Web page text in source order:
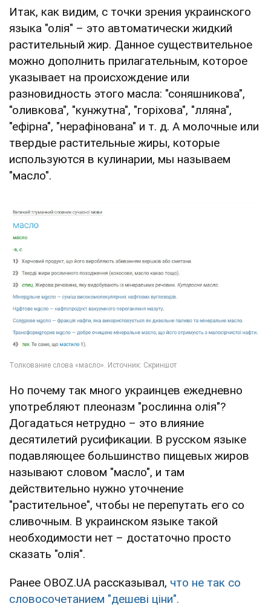
Итак, как видим, с точки зрения украинского
языка "олія" – это автоматически жидкий
растительный жир. Данное существительное
можно дополнить прилагательным, которое
указывает на происхождение или
разновидность этого масла: "соняшникова",
"оливкова", "кунжутна", "горіхова", "лляна",
"ефірна", "нерафінована" и т. д. А молочные или
твердые растительные жиры, которые
используются в кулинарии, мы называем
"масло".
Но почему так много украинцев ежедневно
употребляют плеоназм "рослинна олія"?
Догадаться нетрудно – это влияние
десятилетий русификации. В русском языке
подавляющее большинство пищевых жиров
называют словом "масло", и там
действительно нужно уточнение
"растительное", чтобы не перепутать его со
сливочным. В украинском языке такой
необходимости нет – достаточно просто
сказать "олія".
Ранее OBOZ.UA рассказывал, что не так со
словосочетанием "дешеві ціни".